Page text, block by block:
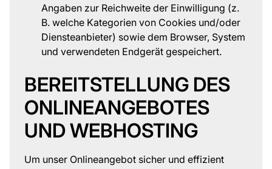
Angaben zur Reichweite der Einwilligung (z.
B. welche Kategorien von Cookies und/oder
Diensteanbieter) sowie dem Browser, System
und verwendeten Endgerät gespeichert.
BEREITSTELLUNG DES
ONLINEANGEBOTES
UND WEBHOSTING
Um unser Onlineangebot sicher und effizient